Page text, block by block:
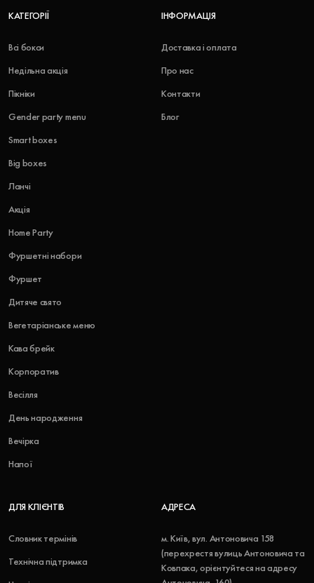
КАТЕГОРІЇ
Всі бокси
Недільна акція
Пікніки
Gender party menu
Smart boxes
Big boxes
Ланчі
Акція
Home Party
Фуршетні набори
Фуршет
Дитяче свято
Вегетаріанське меню
Кава брейк
Корпоратив
Весілля
День народження
Вечірка
Напої
ІНФОРМАЦІЯ
Доставка і оплата
Про нас
Контакти
Блог
ДЛЯ КЛІЄНТІВ
Словник термінів
Технічна підтримка
АДРЕСА
м. Київ, вул. Антоновича 158
(перехрестя вулиць Антоновича та
Ковпака, орієнтуйтеся на адресу